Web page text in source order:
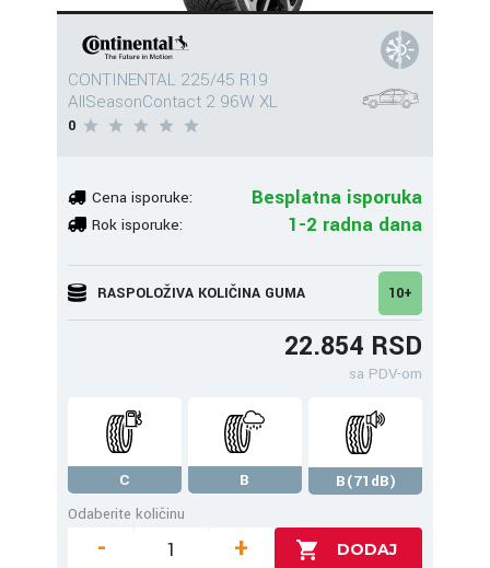
CONTINENTAL 225/45 R19
AllSeasonContact 2 96W XL
0
Cena isporuke: Besplatna isporuka
Rok isporuke: 1-2 radna dana
RASPOLOŽIVA KOLIČINA GUMA 10+
22.854 RSD
sa PDV-om
C B
B(71dB)
Odaberite količinu
- +